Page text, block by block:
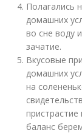
Полагались
домашних
во сне воду
зачатие.
Вкусовые
домашних
на
баланс